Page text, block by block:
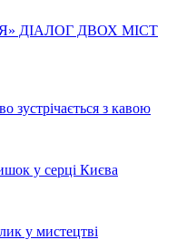
ДІАЛОГ ДВОХ МІСТ
зустрічається з кавою
у серці Києва
у мистецтві